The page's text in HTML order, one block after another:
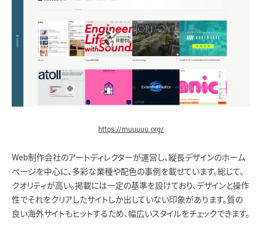
https://muuuuu.org/
Web制作会社のアートディレクターが運営し、縦長デザインのホーム
ページを中心に、多彩な業種や配色の事例を載せています。総じて、
クオリティが高い。掲載には一定の基準を設けており、デザインと操作
性でそれをクリアしたサイトしか出していない印象があります。質の
良い海外サイトもヒットするため、幅広いスタイルをチェックできます。